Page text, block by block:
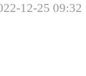
12-25 09:32